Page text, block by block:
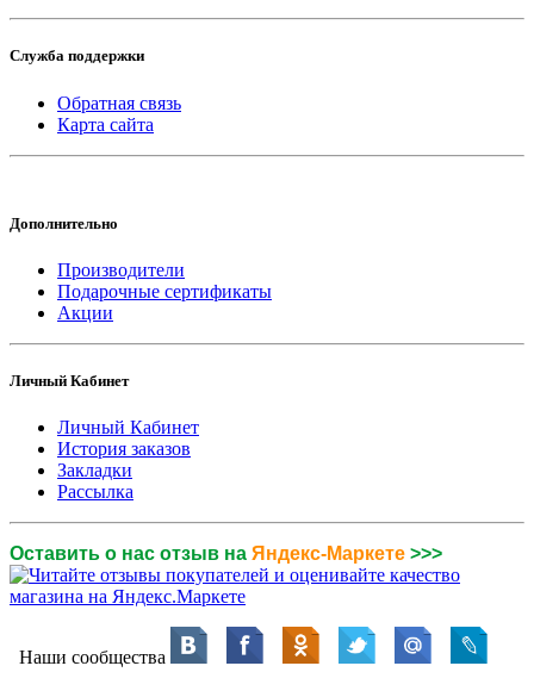
Служба поддержки
Обратная связь
Карта сайта
Дополнительно
Производители
Подарочные сертификаты
Акции
Личный Кабинет
Личный Кабинет
История заказов
Закладки
Рассылка
Оставить о нас отзыв на Яндекс-Маркете >>>
Наши сообщества